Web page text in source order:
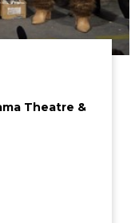
Theatre &